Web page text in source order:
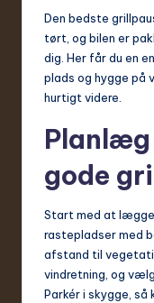
Den bedste
tørt, og bilen er
dig. Her får du en
plads og hygge på
hurtigt videre.
Planlæg
gode
Start med at
rastepladser med
afstand til
vindretning, og
Parkér i skygge, så